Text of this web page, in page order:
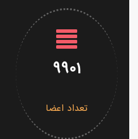
9901
تعداد اعضا